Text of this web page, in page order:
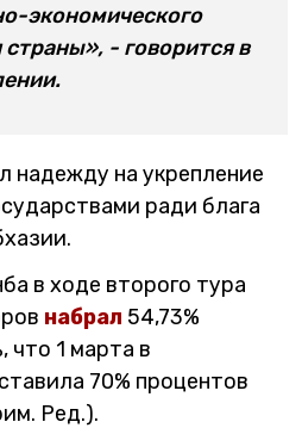
экономического
страны», - говорится в
надежду на укрепление
ради блага
в ходе второго тура
набрал 54,73%
что 1 марта в
70% процентов
Ред.).